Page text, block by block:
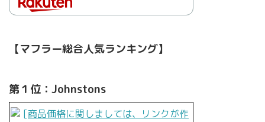
【マフラー総合人気ランキング】
第１位：Johnstons